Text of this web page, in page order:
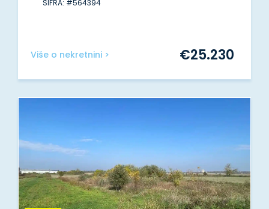
ŠIFRA: #564394
Više o nekretnini > €25.230